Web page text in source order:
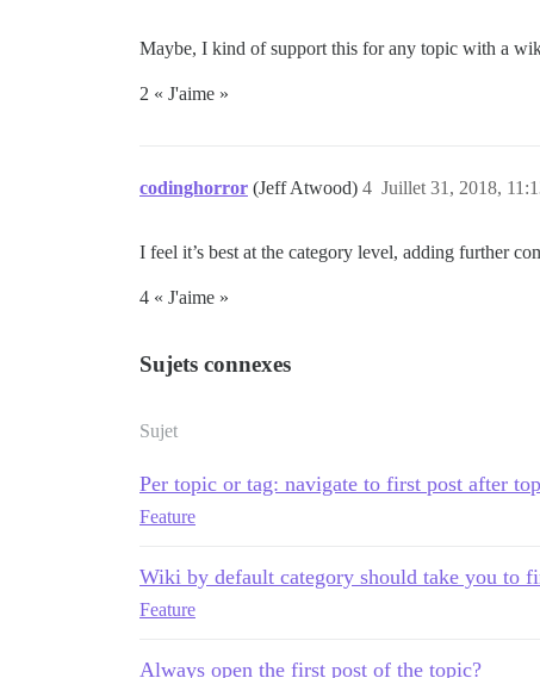
Maybe, I kind of support this for any topic with a
2 « J'aime »
codinghorror (Jeff Atwood) Juillet 31, 2018,
4
I feel it’s best at the category level, adding further
4 « J'aime »
Sujets connexes
Sujet
Per topic or tag: navigate to first post after
Feature
Wiki by default category should take you to
Feature
Always open the first post of the topic?